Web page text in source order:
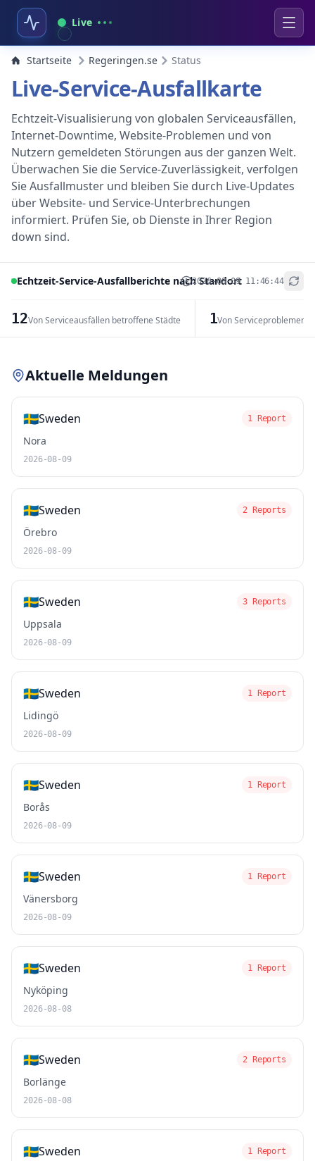
Live
Startseite Regeringen.se Status
Live-Service-Ausfallkarte
Echtzeit-Visualisierung von globalen Serviceausfällen,
Internet-Downtime, Website-Problemen und von
Nutzern gemeldeten Störungen aus der ganzen Welt.
Überwachen Sie die Service-Zuverlässigkeit, verfolgen
Sie Ausfallmuster und bleiben Sie durch Live-Updates
über Website- und Service-Unterbrechungen
informiert. Prüfen Sie, ob Dienste in Ihrer Region
down sind.
Echtzeit-Service-Ausfallberichte nach Standort
2026-08-09 11:46:44
12Von Serviceausfällen betroffene Städte 1Von Serviceproblemen
+
Aktuelle Meldungen
🇸🇪Sweden 1 Report
Nora
2026-08-09
🇸🇪Sweden 2 Reports
Örebro
2026-08-09
🇸🇪Sweden 3 Reports
Uppsala
2026-08-09
🇸🇪Sweden 1 Report
Lidingö
2026-08-09
🇸🇪Sweden 1 Report
Borås
2026-08-09
🇸🇪Sweden 1 Report
Vänersborg
2026-08-09
🇸🇪Sweden 1 Report
Nyköping
2026-08-08
🇸🇪Sweden 2 Reports
Borlänge
2026-08-08
🇸🇪Sweden 1 Report